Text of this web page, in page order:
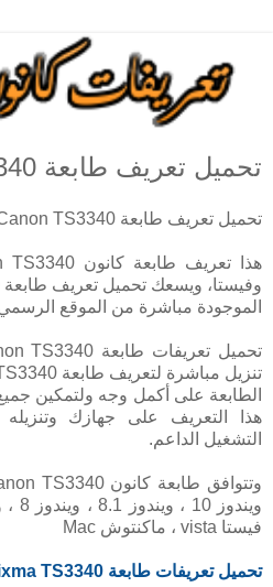
تحميل تعريف طابعة Canon TS3340
تحميل تعريف طابعة Canon TS3340
الموجودة مباشرة من الموقع
الطابعة على أكمل وجه ولتمكين
هذا التعريف على جهازك
التشغيل الداعم.
فيستا vista ، ماكنتوش Mac
تحميل تعريفات طابعة Canon Pixma TS3340